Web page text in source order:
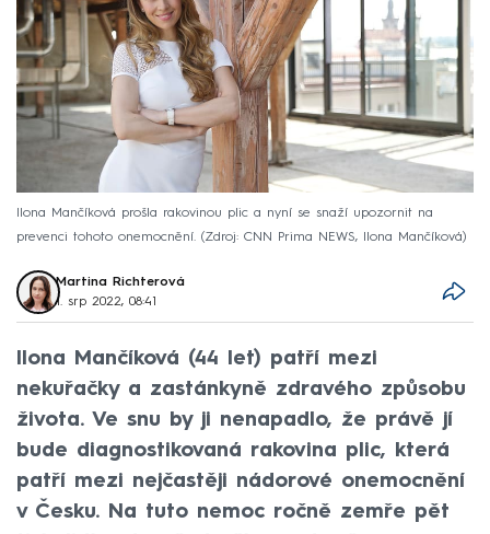
Ilona Mančíková prošla rakovinou plic a nyní se snaží upozornit na
prevenci tohoto onemocnění.
Zdroj: CNN Prima NEWS, Ilona Mančíková
Martina Richterová
1. srp 2022, 08:41
Ilona Mančíková (44 let) patří mezi
nekuřačky a zastánkyně zdravého způsobu
života. Ve snu by ji nenapadlo, že právě jí
bude diagnostikovaná rakovina plic, která
patří mezi nejčastěji nádorové onemocnění
v Česku. Na tuto nemoc ročně zemře pět